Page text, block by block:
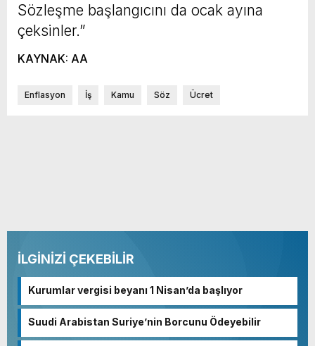
Sözleşme başlangıcını da ocak ayına
çeksinler.”
KAYNAK: AA
Enflasyon İş Kamu Söz Ücret
İLGİNİZİ ÇEKEBİLİR
Kurumlar vergisi beyanı 1 Nisan’da başlıyor
Suudi Arabistan Suriye’nin Borcunu Ödeyebilir